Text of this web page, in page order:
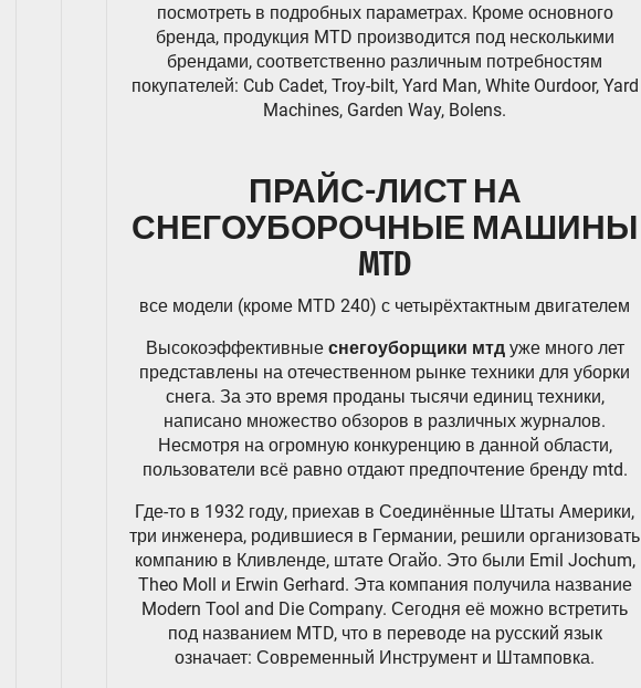
посмотреть в подробных параметрах. Кроме основного
бренда, продукция MTD производится под несколькими
брендами, соответственно различным потребностям
покупателей: Cub Cadet, Troy-bilt, Yard Man, White Ourdoor, Yard
Machines, Garden Way, Bolens.
ПРАЙС-ЛИСТ НА
СНЕГОУБОРОЧНЫЕ МАШИНЫ
MTD
все модели (кроме MTD 240) с четырёхтактным двигателем
Высокоэффективные снегоуборщики мтдуже много лет
представлены на отечественном рынке техники для уборки
снега. За это время проданы тысячи единиц техники,
написано множество обзоров в различных журналов.
Несмотря на огромную конкуренцию в данной области,
пользователи всё равно отдают предпочтение бренду mtd.
Где-то в 1932 году, приехав в Соединённые Штаты Америки,
три инженера, родившиеся в Германии, решили организовать
компанию в Кливленде, штате Огайо. Это были Emil Jochum,
Theo Moll и Erwin Gerhard. Эта компания получила название
Modern Tool and Die Company. Сегодня её можно встретить
под названием MTD, что в переводе на русский язык
означает: Современный Инструмент и Штамповка.